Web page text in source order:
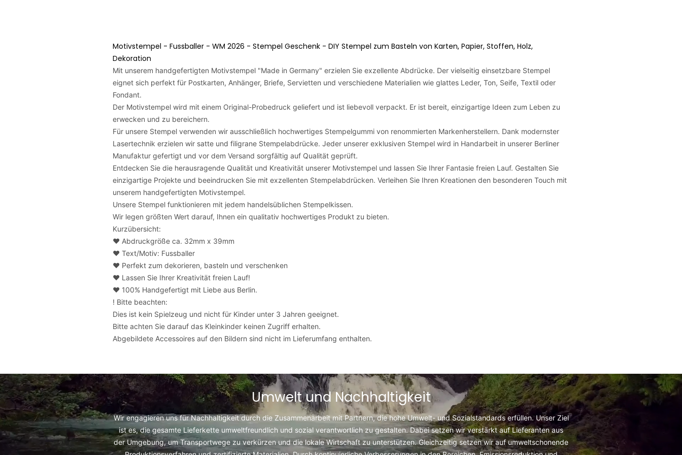
Motivstempel - Fussballer - WM 2026 - Stempel Geschenk - DIY Stempel zum Basteln von Karten, Papier, Stoffen, Holz,
Dekoration
Mit unserem handgefertigten Motivstempel "Made in Germany" erzielen Sie exzellente Abdrücke. Der vielseitig einsetzbare Stempel
eignet sich perfekt für Postkarten, Anhänger, Briefe, Servietten und verschiedene Materialien wie glattes Leder, Ton, Seife, Textil oder
Fondant.
Der Motivstempel wird mit einem Original-Probedruck geliefert und ist liebevoll verpackt. Er ist bereit, einzigartige Ideen zum Leben zu
erwecken und zu bereichern.
Für unsere Stempel verwenden wir ausschließlich hochwertiges Stempelgummi von renommierten Markenherstellern. Dank modernster
Lasertechnik erzielen wir satte und filigrane Stempelabdrücke. Jeder unserer exklusiven Stempel wird in Handarbeit in unserer Berliner
Manufaktur gefertigt und vor dem Versand sorgfältig auf Qualität geprüft.
Entdecken Sie die herausragende Qualität und Kreativität unserer Motivstempel und lassen Sie Ihrer Fantasie freien Lauf. Gestalten Sie
einzigartige Projekte und beeindrucken Sie mit exzellenten Stempelabdrücken. Verleihen Sie Ihren Kreationen den besonderen Touch mit
unserem handgefertigten Motivstempel.
Unsere Stempel funktionieren mit jedem handelsüblichen Stempelkissen.
Wir legen größten Wert darauf, Ihnen ein qualitativ hochwertiges Produkt zu bieten.
Kurzübersicht:
❤️ Abdruckgröße ca. 32mm x 39mm
❤️ Text/Motiv: Fussballer
❤️ Perfekt zum dekorieren, basteln und verschenken
❤️ Lassen Sie Ihrer Kreativität freien Lauf!
❤️ 100% Handgefertigt mit Liebe aus Berlin.
! Bitte beachten:
Dies ist kein Spielzeug und nicht für Kinder unter 3 Jahren geeignet.
Bitte achten Sie darauf das Kleinkinder keinen Zugriff erhalten.
Abgebildete Accessoires auf den Bildern sind nicht im Lieferumfang enthalten.
Umwelt und Nachhaltigkeit
Wir engagieren uns für Nachhaltigkeit durch die Zusammenarbeit mit Partnern, die hohe Umwelt- und Sozialstandards erfüllen. Unser Ziel
ist es, die gesamte Lieferkette umweltfreundlich und sozial verantwortlich zu gestalten. Dabei setzen wir verstärkt auf Lieferanten aus
der Umgebung, um Transportwege zu verkürzen und die lokale Wirtschaft zu unterstützen. Gleichzeitig setzen wir auf umweltschonende